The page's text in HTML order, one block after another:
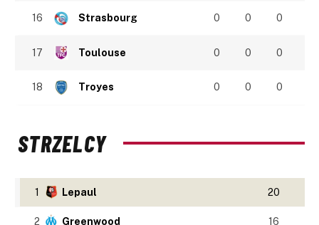
16 Strasbourg 0 0 0
17 Toulouse 0 0 0
18 Troyes 0 0 0
STRZELCY
1 Lepaul 20
2 Greenwood 16